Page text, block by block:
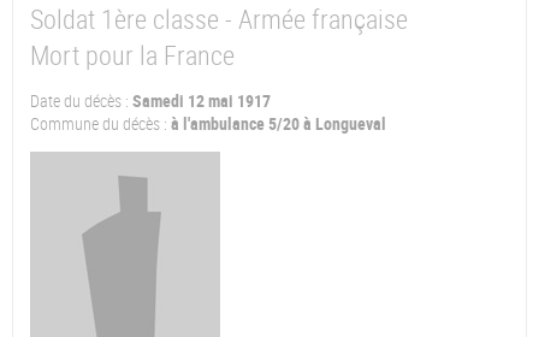
Soldat 1ère classe - Armée française
Mort pour la France
Date du décès : Samedi 12 mai 1917
Commune du décès : à l'ambulance 5/20 à Longueval